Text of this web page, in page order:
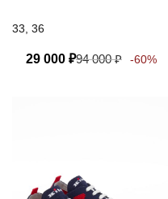
33, 36
29 000 ₽94 000₽ -60%